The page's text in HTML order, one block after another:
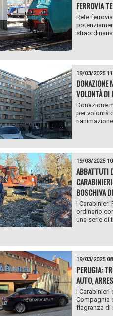
FERROVIA
Rete
straordinaria
19/03/2025
DONAZIONE
VOLONTÀ DI
Donazione
per volontà
19/03/2025
ABBATTUTI
BOSCHIVA
I Carabinieri
ordinario
una serie di
19/03/2025
PERUGIA:
AUTO,
I Carabinieri
Compagnia
flagranza di